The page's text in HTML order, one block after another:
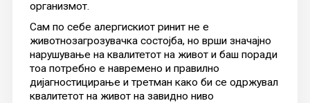
организмот.
Сам по себе алергискиот ринит не е
животнозагрозувачка состојба, но врши значајно
нарушување на квалитетот на живот и баш поради
тоа потребнo е навремено и правилно
дијагностицирање и третман како би се одржувал
квалитетот на живот на завидно ниво